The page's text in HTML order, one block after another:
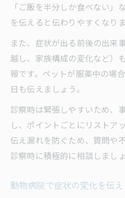
「ご飯を半分しか食べない」
を伝えると伝わりやすくなりま
また、症状が出る前後の出来
越し、家族構成の変化など）
報です。ペットが服薬中の場
日も伝えましょう。
診察時は緊張しやすいため、
し、ポイントごとにリストア
伝え漏れを防ぐため、質問や
診察時に積極的に相談しましょ
動物病院で症状の変化を伝